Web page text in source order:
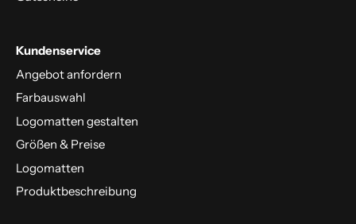
Kundenservice
Angebot anfordern
Farbauswahl
Logomatten gestalten
Größen & Preise
Logomatten
Produktbeschreibung